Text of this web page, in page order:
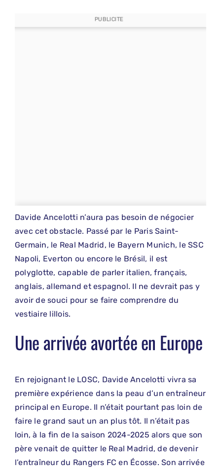
PUBLICITE
Davide Ancelotti n’aura pas besoin de négocier
avec cet obstacle. Passé par le Paris Saint-
Germain, le Real Madrid, le Bayern Munich, le SSC
Napoli, Everton ou encore le Brésil, il est
polyglotte, capable de parler italien, français,
anglais, allemand et espagnol. Il ne devrait pas y
avoir de souci pour se faire comprendre du
vestiaire lillois.
Une arrivée avortée en Europe
En rejoignant le LOSC, Davide Ancelotti vivra sa
première expérience dans la peau d’un entraîneur
principal en Europe. Il n’était pourtant pas loin de
faire le grand saut un an plus tôt. Il n’était pas
loin, à la fin de la saison 2024-2025 alors que son
père venait de quitter le Real Madrid, de devenir
l’entraîneur du Rangers FC en Écosse. Son arrivée